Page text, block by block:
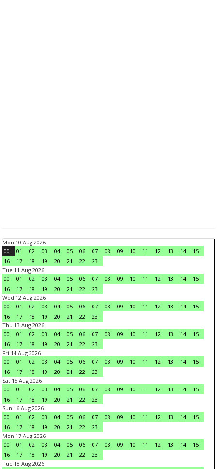
Mon 10 Aug 2026
00
01 02 03 04 05 06 07 08 09 10 11 12 13 14
15
16
17 18 19 20 21 22
23
Tue 11 Aug 2026
00
01 02 03 04 05 06 07 08 09 10 11 12 13 14
15
16
17 18 19 20 21 22
23
Wed 12 Aug 2026
00
01 02 03 04 05 06 07 08 09 10 11 12 13 14
15
16
17 18 19 20 21 22
23
Thu 13 Aug 2026
00
01 02 03 04 05 06 07 08 09 10 11 12 13 14
15
16
17 18 19 20 21 22
23
Fri 14 Aug 2026
00
01 02 03 04 05 06 07 08 09 10 11 12 13 14
15
16
17 18 19 20 21 22
23
Sat 15 Aug 2026
00
01 02 03 04 05 06 07 08 09 10 11 12 13 14
15
16
17 18 19 20 21 22
23
Sun 16 Aug 2026
00
01 02 03 04 05 06 07 08 09 10 11 12 13 14
15
16
17 18 19 20 21 22
23
Mon 17 Aug 2026
00
01 02 03 04 05 06 07 08 09 10 11 12 13 14
15
16
17 18 19 20 21 22
23
Tue 18 Aug 2026